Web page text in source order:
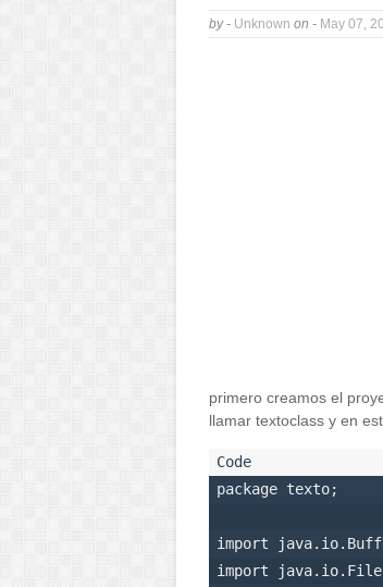
by - Unknown on - May 07,
primero creamos el
llamar textoclass y en
package texto;
import
import